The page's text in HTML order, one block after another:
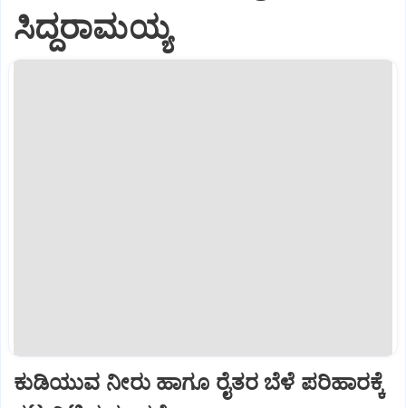
ಸಿದ್ದರಾಮಯ್ಯ
ಕುಡಿಯುವ ನೀರು ಹಾಗೂ ರೈತರ ಬೆಳೆ ಪರಿಹಾರಕ್ಕೆ